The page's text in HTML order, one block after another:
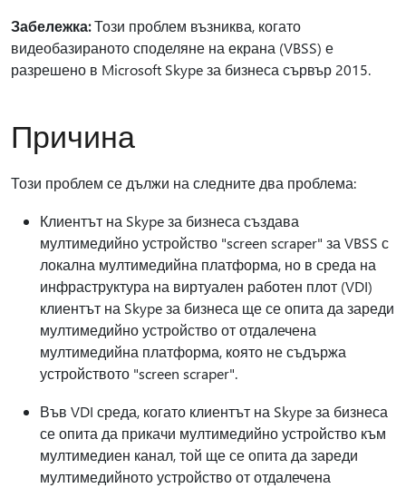
Забележка:Този проблем възниква, когато
видеобазираното споделяне на екрана (VBSS) е
разрешено в Microsoft Skype за бизнеса сървър 2015.
Причина
Този проблем се дължи на следните два проблема:
Клиентът на Skype за бизнеса създава
мултимедийно устройство "screen scraper" за VBSS с
локална мултимедийна платформа, но в среда на
инфраструктура на виртуален работен плот (VDI)
клиентът на Skype за бизнеса ще се опита да зареди
мултимедийно устройство от отдалечена
мултимедийна платформа, която не съдържа
устройството "screen scraper".
Във VDI среда, когато клиентът на Skype за бизнеса
се опита да прикачи мултимедийно устройство към
мултимедиен канал, той ще се опита да зареди
мултимедийното устройство от отдалечена